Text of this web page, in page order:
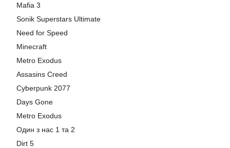
Mafia 3
Sonik Superstars Ultimate
Need for Speed
Minecraft
Metro Exodus
Assasins Creed
Cyberpunk 2077
Days Gone
Metro Exodus
Один з нас 1 та 2
Dirt 5